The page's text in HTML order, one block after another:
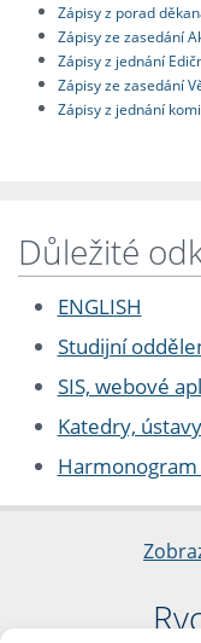
Zápisy z porad
Zápisy ze zasedání
Zápisy z jednání
Zápisy ze zasedání
Zápisy z jednání
Důležité
ENGLISH
Studijní
SIS, webové
Katedry,